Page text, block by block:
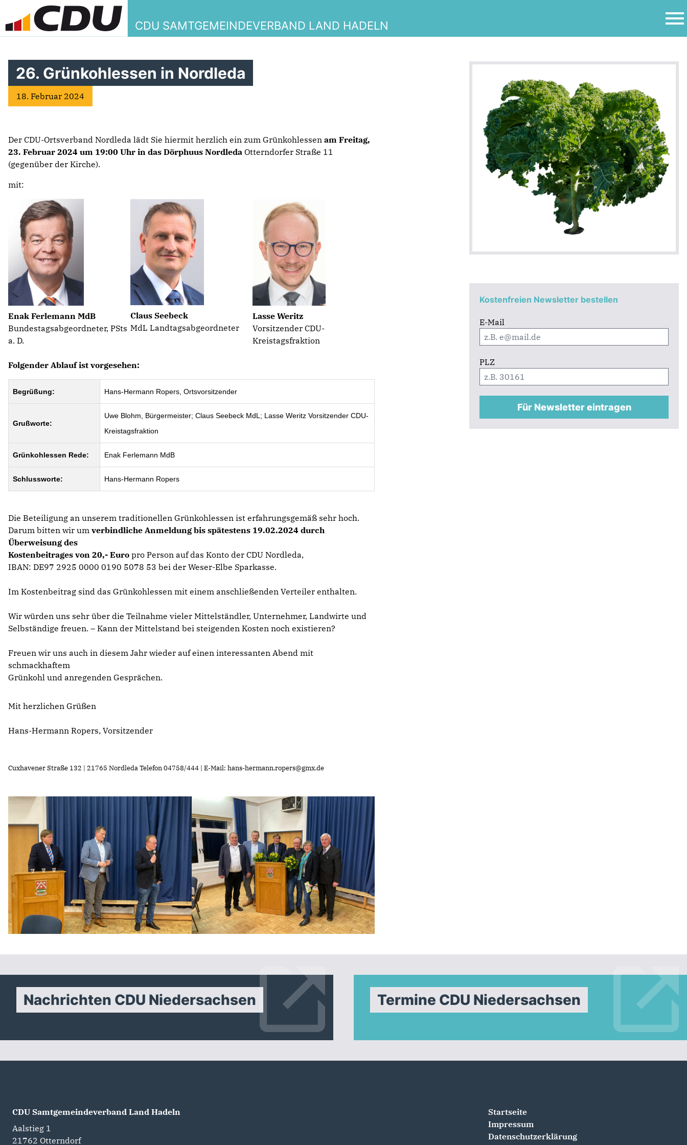
CDU SAMTGEMEINDEVERBAND LAND HADELN
Kostenfreien Newsletter bestellen
E-Mail
PLZ
Für Newsletter eintragen
26. Grünkohlessen in Nordleda
18. Februar 2024
Der CDU-Ortsverband Nordleda lädt Sie hiermit herzlich ein zum Grünkohlessenam Freitag,
23. Februar 2024 um 19:00 Uhr in das Dörphuus Nordleda Otterndorfer Straße 11
(gegenüber der Kirche).
mit:
Enak Ferlemann MdB
Bundestagsabgeordneter, PSts
a. D.
Claus Seebeck
MdL Landtagsabgeordneter
Lasse Weritz
Vorsitzender CDU-
Kreistagsfraktion
Folgender Ablauf ist vorgesehen:
Begrüßung: Hans-Hermann Ropers, Ortsvorsitzender
Grußworte:
Uwe Blohm, Bürgermeister; Claus Seebeck MdL; Lasse Weritz Vorsitzender CDU-
Kreistagsfraktion
Grünkohlessen Rede: Enak Ferlemann MdB
Schlussworte: Hans-Hermann Ropers
Die Beteiligung an unserem traditionellen Grünkohlessen ist erfahrungsgemäß sehr hoch.
Darum bitten wir umverbindliche Anmeldung bis spätestens 19.02.2024 durch
Überweisung des
Kostenbeitrages von 20,- Euro pro Person auf das Konto der CDU Nordleda,
IBAN: DE97 2925 0000 0190 5078 53 bei der Weser-Elbe Sparkasse.
Im Kostenbeitrag sind das Grünkohlessen mit einem anschließenden Verteiler enthalten.
Wir würden uns sehr über die Teilnahme vieler Mittelständler, Unternehmer, Landwirte und
Selbständige freuen. – Kann der Mittelstand bei steigenden Kosten noch existieren?
Freuen wir uns auch in diesem Jahr wieder auf einen interessanten Abend mit
schmackhaftem
Grünkohl und anregenden Gesprächen.
Mit herzlichen Grüßen
Hans-Hermann Ropers, Vorsitzender
Cuxhavener Straße 132 | 21765 Nordleda Telefon 04758/444 | E-Mail: hans-hermann.ropers@gmx.de
Nachrichten CDU Niedersachsen Termine CDU Niedersachsen
CDU Samtgemeindeverband Land Hadeln
Aalstieg 1
21762 Otterndorf
Startseite
Impressum
Datenschutzerklärung